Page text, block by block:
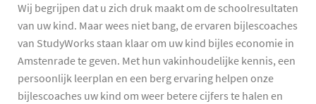
Wij begrijpen dat u zich druk maakt om de schoolresultaten
van uw kind. Maar wees niet bang, de ervaren bijlescoaches
van StudyWorks staan klaar om uw kind bijles economie in
Amstenrade te geven. Met hun vakinhoudelijke kennis, een
persoonlijk leerplan en een berg ervaring helpen onze
bijlescoaches uw kind om weer betere cijfers te halen en